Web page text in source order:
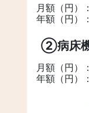
月額（円）
年額（円）
②病床機
月額（円）
年額（円）